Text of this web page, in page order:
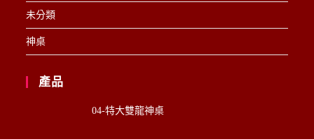
未分類
神桌
產品
04-特大雙龍神桌